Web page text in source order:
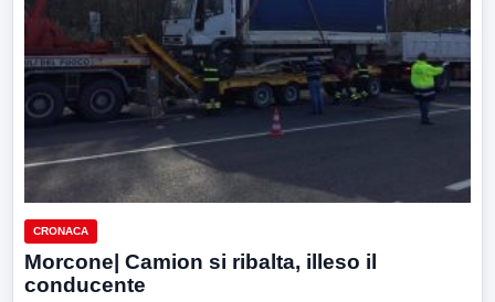
CRONACA
Morcone| Camion si ribalta, illeso il
conducente